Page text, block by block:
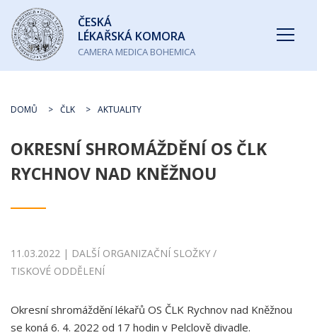
Česká
lékařská
komora
ČESKÁ
LÉKAŘSKÁ KOMORA
CAMERA MEDICA BOHEMICA
DOMŮ ČLK AKTUALITY
OKRESNÍ SHROMÁŽDĚNÍ OS ČLK
RYCHNOV NAD KNĚŽNOU
11.03.2022 | DALŠÍ ORGANIZAČNÍ SLOŽKY /
TISKOVÉ ODDĚLENÍ
Okresní shromáždění lékařů OS ČLK Rychnov nad Kněžnou
se koná 6. 4. 2022 od 17 hodin v Pelclově divadle.